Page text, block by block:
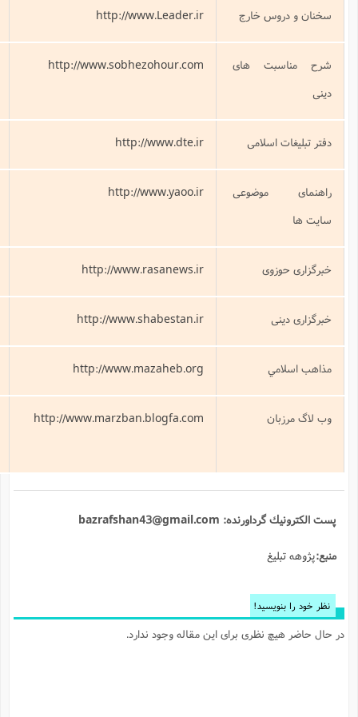
http:// مقام معظم رهبری (مد ظله)
http:// تقویم شیعه
http:// پرتال سایت های دفتر تبلیغات اسلامی
http://
دسته بندی سایت های مختلف و لینک به
http:// خبرگزاری اسلامی
http:// خبرگزاری شبستان
http:// موسسه مذاهب اسلامي
http://
آشنايي با منابع مختلف الكترونيك و تحت
ندارد.